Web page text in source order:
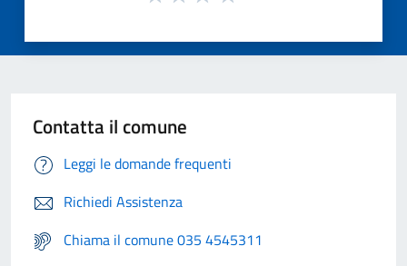
Contatta il comune
Leggi le domande frequenti
Richiedi Assistenza
Chiama il comune 035 4545311